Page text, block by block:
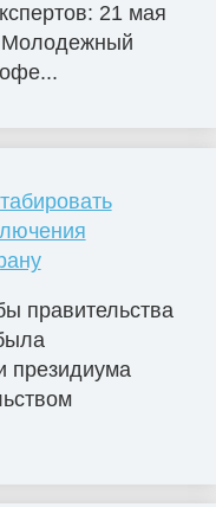
21 мая
Молодежный
правительства
президиума